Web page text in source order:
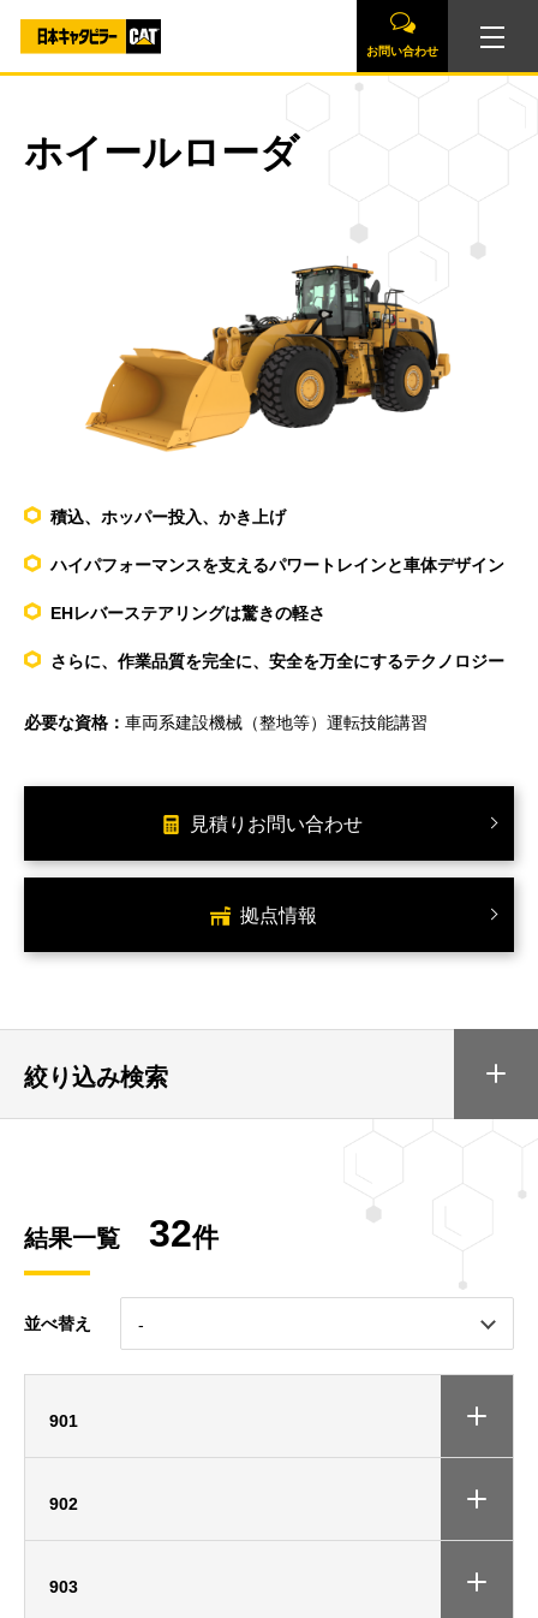
お問い合わせ
ホイールローダ
積込、ホッパー投入、かき上げ
ハイパフォーマンスを支えるパワートレインと車体デザイン
EHレバーステアリングは驚きの軽さ
さらに、作業品質を完全に、安全を万全にするテクノロジー
必要な資格： 車両系建設機械（整地等）運転技能講習
見積りお問い合わせ
拠点情報
絞り込み検索
結果一覧 32件
並べ替え
901
902
903